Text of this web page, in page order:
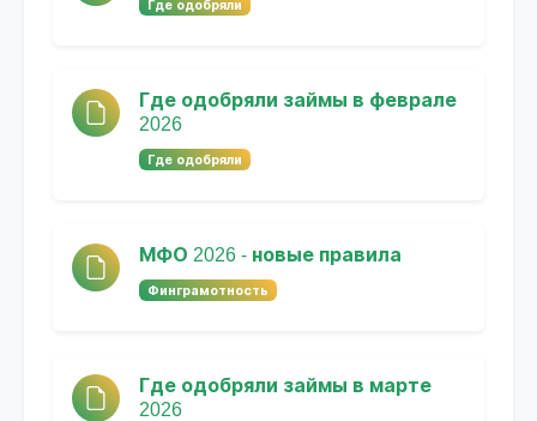
Где одобряли
Где одобряли займы в феврале
2026
Где одобряли
МФО 2026 - новые правила
Финграмотность
Где одобряли займы в марте
2026